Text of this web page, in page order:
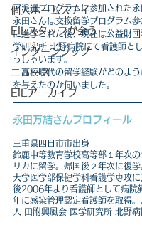
個人ホームステイ
EILスタッフが会う
インターンシップ
ニュース
EILアーカイブ
ア派遣プログラムに参加された永
永田さんは交換留学プログラム
に進学された後、現在は公益財
学研究所 北野病院にて看護師と
っしゃいます。
高校時代の留学経験がどのよう
を与えたのか伺いました。
永田万結さんプロフィール
三重県四日市市出身
鈴鹿中等教育学校高等部１年次
リカに留学。帰国後２年次に復
大学医学部保健学科看護学専攻
後2006年より看護師として病院
年に感染管理認定看護師を取得
人 田附興風会 医学研究所 北野病